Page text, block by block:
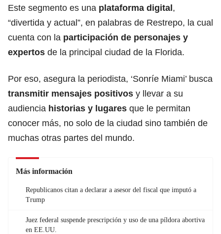
Este segmento es una plataforma digital,
“divertida y actual”, en palabras de Restrepo, la cual
cuenta con la participación de personajes y
expertos de la principal ciudad de la Florida.
Por eso, asegura la periodista, ‘Sonríe Miami’ busca
transmitir mensajes positivos y llevar a su
audiencia historias y lugares que le permitan
conocer más, no solo de la ciudad sino también de
muchas otras partes del mundo.
Más información
Republicanos citan a declarar a asesor del fiscal que imputó a
Trump
Juez federal suspende prescripción y uso de una píldora abortiva
en EE.UU.